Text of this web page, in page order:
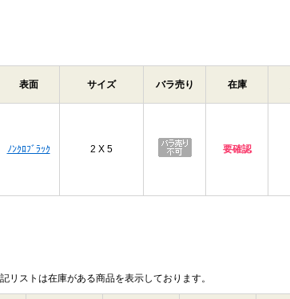
表面 サイズ バラ売り 在庫
ﾉﾝｸﾛﾌﾞﾗｯｸ 2 X 5 要確認
ストは在庫がある商品を表示しております。